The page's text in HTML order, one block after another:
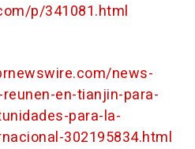
p/341081.html
news-
en-tianjin-para-
para-la-
302195834.html